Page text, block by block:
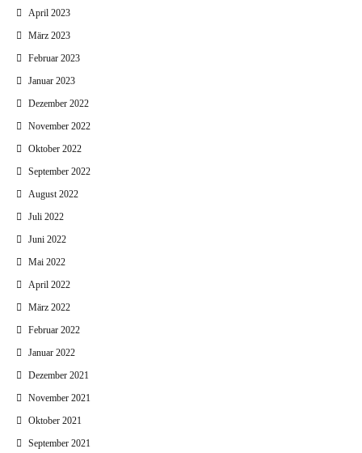
April 2023
März 2023
Februar 2023
Januar 2023
Dezember 2022
November 2022
Oktober 2022
September 2022
August 2022
Juli 2022
Juni 2022
Mai 2022
April 2022
März 2022
Februar 2022
Januar 2022
Dezember 2021
November 2021
Oktober 2021
September 2021